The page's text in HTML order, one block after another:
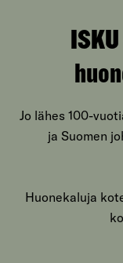
Jo lähes 100-
ja Suomen
Huonekaluja